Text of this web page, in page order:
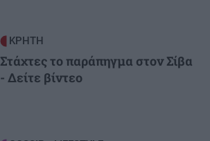
ΚΡΗΤΗ
Στάχτες το παράπηγμα στον Σίβα
- Δείτε βίντεο